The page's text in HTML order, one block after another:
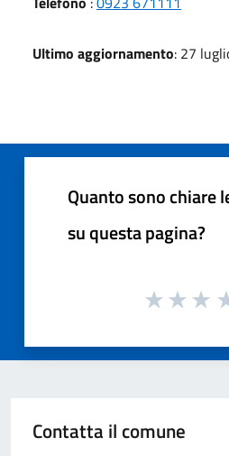
Ultimo aggiornamento: 27
Quanto sono chiare
su questa pagina?
Contatta il comune